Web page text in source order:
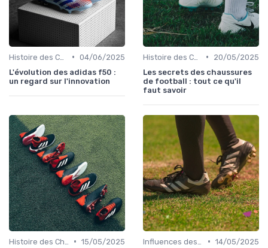
• 04/06/2025
L'évolution des adidas f50 :
un regard sur l'innovation
•
20/05/2025
Les secrets des chaussures
de football : tout ce qu'il
faut savoir
• 15/05/2025
• 14/05/2025